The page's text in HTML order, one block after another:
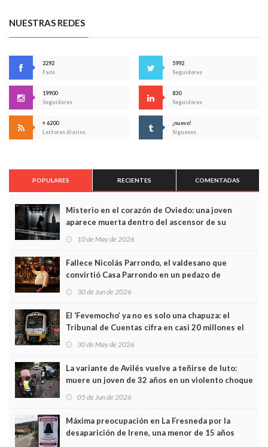
NUESTRAS REDES
2292
Fans
5992
Seguidores
19900
Seguidores
830
Seguidores
+ 6200
Lectores diarios
¡nuevo!
Síguenos
POPULARES RECIENTES COMENTADAS
Misterio en el corazón de Oviedo: una joven
aparece muerta dentro del ascensor de su
10 de May de 2026
Fallece Nicolás Parrondo, el valdesano que
convirtió Casa Parrondo en un pedazo de
30 de Jun de 2026
El ‘Fevemocho’ ya no es solo una chapuza: el
Tribunal de Cuentas cifra en casi 20 millones el
30 de May de 2026
La variante de Avilés vuelve a teñirse de luto:
muere un joven de 32 años en un violento choque
05 de Jun de 2026
Máxima preocupación en La Fresneda por la
desaparición de Irene, una menor de 15 años